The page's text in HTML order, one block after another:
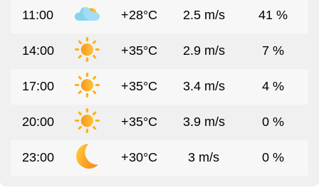
11:00 +28°C 2.5 m/s 41 %
14:00 +35°C 2.9 m/s 7 %
17:00 +35°C 3.4 m/s 4 %
20:00 +35°C 3.9 m/s 0 %
23:00 +30°C 3 m/s 0 %